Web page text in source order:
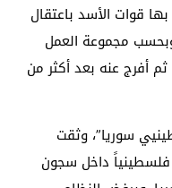
قوات الأسد باعتقال
وبحسب مجموعة العمل
أفرج عنه بعد أكثر من
سوريا”، وثقت
16 ألفاً و890 معتقلاً فلسطينياً داخل سجون